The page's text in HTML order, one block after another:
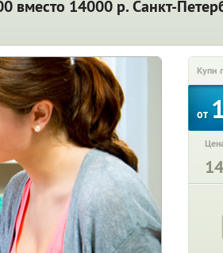
вместо 14000 р. Санкт-
Купи
от